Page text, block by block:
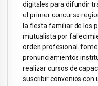
digitales para difundir
el primer concurso
la fiesta familiar de los
mutualista por
orden profesional,
pronunciamientos
realizar cursos de
suscribir convenios con